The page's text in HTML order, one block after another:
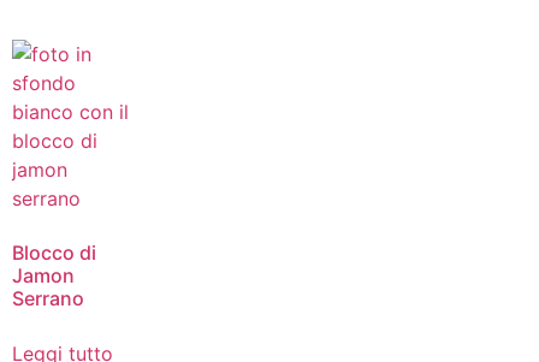
Blocco di
Jamon
Serrano
Leggi tutto